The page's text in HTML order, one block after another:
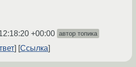
+00:00 автор топика
Ссылка